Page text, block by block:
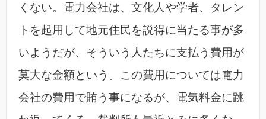
くない。電力会社は、文化人や学者、タレン
トを起用して地元住民を説得に当たる事が多
いようだが、そういう人たちに支払う費用が
莫大な金額という。この費用については電力
会社の費用で賄う事になるが、電気料金に跳